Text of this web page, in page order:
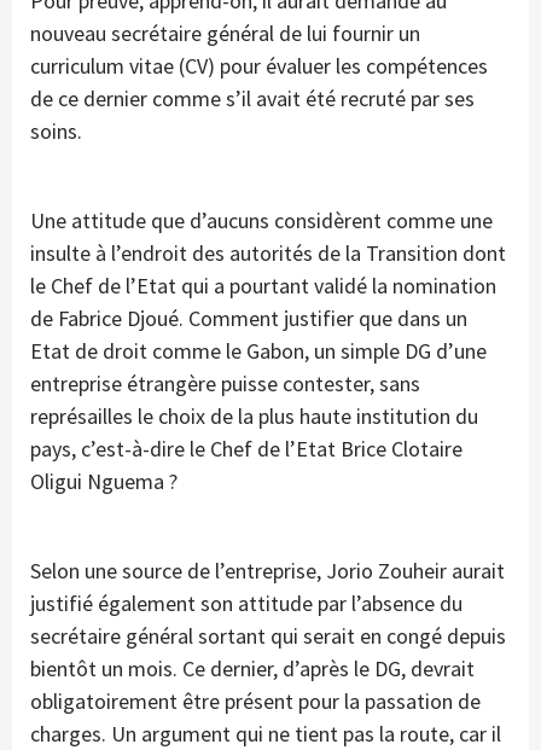
nouveau secrétaire général de lui fournir un
curriculum vitae (CV) pour évaluer les compétences
de ce dernier comme s’il avait été recruté par ses
soins.
Une attitude que d’aucuns considèrent comme une
insulte à l’endroit des autorités de la Transition dont
le Chef de l’Etat qui a pourtant validé la nomination
de Fabrice Djoué. Comment justifier que dans un
Etat de droit comme le Gabon, un simple DG d’une
entreprise étrangère puisse contester, sans
représailles le choix de la plus haute institution du
pays, c’est-à-dire le Chef de l’Etat Brice Clotaire
Oligui Nguema ?
Selon une source de l’entreprise, Jorio Zouheir aurait
justifié également son attitude par l’absence du
secrétaire général sortant qui serait en congé depuis
bientôt un mois. Ce dernier, d’après le DG, devrait
obligatoirement être présent pour la passation de
charges. Un argument qui ne tient pas la route, car il